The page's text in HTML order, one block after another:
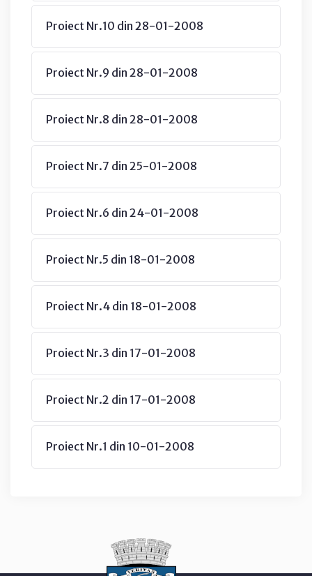
Proiect Nr.10 din 28-01-2008
Proiect Nr.9 din 28-01-2008
Proiect Nr.8 din 28-01-2008
Proiect Nr.7 din 25-01-2008
Proiect Nr.6 din 24-01-2008
Proiect Nr.5 din 18-01-2008
Proiect Nr.4 din 18-01-2008
Proiect Nr.3 din 17-01-2008
Proiect Nr.2 din 17-01-2008
Proiect Nr.1 din 10-01-2008